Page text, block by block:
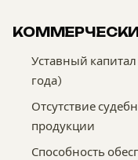
Уставный
года)
Отсутствие
продукции
Способность